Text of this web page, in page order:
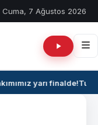
Cuma, 7 Ağustos 2026
yarı finalde!